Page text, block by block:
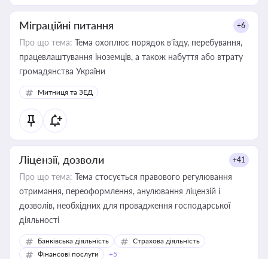
Міграційні питання +6
Про що тема: Тема охоплює порядок в’їзду, перебування,
працевлаштування іноземців, а також набуття або втрату
громадянства України
Митниця та ЗЕД
Ліцензії, дозволи +41
Про що тема: Тема стосується правового регулювання
отримання, переоформлення, анулювання ліцензій і
дозволів, необхідних для провадження господарської
діяльності
Банківська діяльність
Страхова діяльність
Фінансові послуги
+5